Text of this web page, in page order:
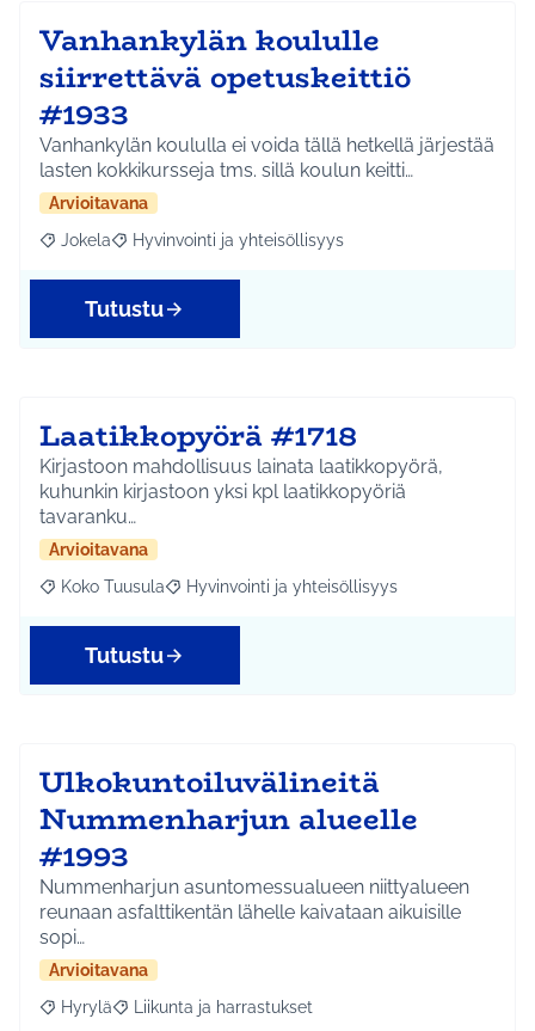
Vanhankylän koululle
siirrettävä opetuskeittiö
#1933
Vanhankylän koululla ei voida tällä hetkellä järjestää
lasten kokkikursseja tms. sillä koulun keitti…
Arvioitavana
Rajaa tulokset aihepiirin mukaan: Jokela
Jokela Rajaa tulokset teeman mukaan: Hyvinvointi ja
Hyvinvointi ja yhteisöllisyys
Tutustu
Laatikkopyörä #1718
Kirjastoon mahdollisuus lainata laatikkopyörä,
kuhunkin kirjastoon yksi kpl laatikkopyöriä
tavaranku…
Arvioitavana
Rajaa tulokset aihepiirin mukaan: Koko Tuusula
Koko Tuusula Rajaa tulokset teeman mukaan: Hyvinvointi ja
Hyvinvointi ja yhteisöllisyys
Tutustu
Ulkokuntoiluvälineitä
Nummenharjun alueelle
#1993
Nummenharjun asuntomessualueen niittyalueen
reunaan asfalttikentän lähelle kaivataan aikuisille
sopi…
Arvioitavana
Rajaa tulokset aihepiirin mukaan: Hyrylä
Hyrylä Rajaa tulokset teeman mukaan: Liikunta ja
Liikunta ja harrastukset